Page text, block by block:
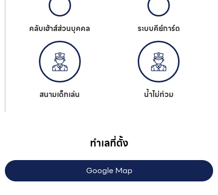
คลับเฮ้าส์ส่วนบุคคล ระบบคีย์การ์ด
สนามเด็กเล่น น้ำไม่ท่วม
ทำเลที่ตั้ง
Google Map